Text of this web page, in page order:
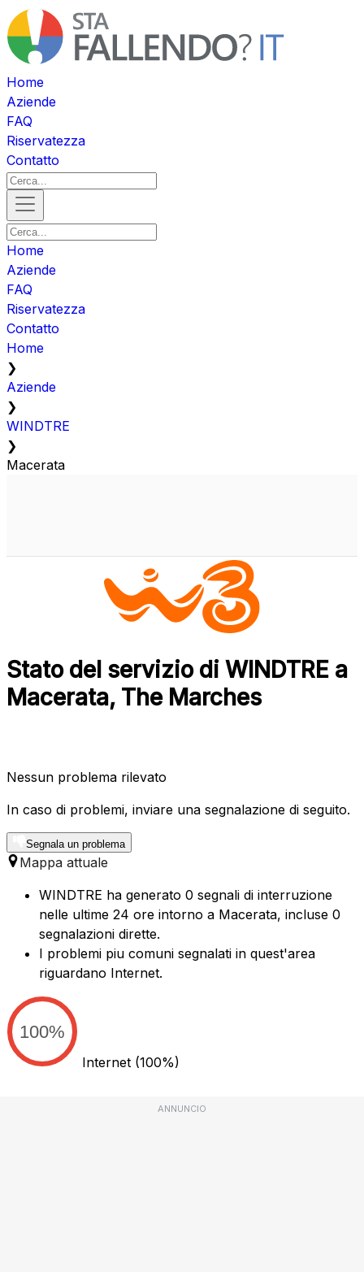
Home
Aziende
FAQ
Riservatezza
Contatto
Home
Aziende
FAQ
Riservatezza
Contatto
Home
❯
Aziende
❯
WINDTRE
❯
Macerata
Stato del servizio di WINDTRE a
Macerata, The Marches
Nessun problema rilevato
In caso di problemi, inviare una segnalazione di seguito.
Segnala un problema
Mappa attuale
WINDTRE ha generato 0 segnali di interruzione
nelle ultime 24 ore intorno a Macerata, incluse 0
segnalazioni dirette.
I problemi piu comuni segnalati in quest'area
riguardano Internet.
100%
Internet (100%)
ANNUNCIO